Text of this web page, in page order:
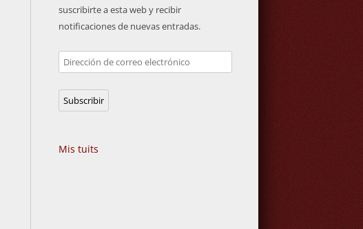
suscribirte a esta web y recibir
notificaciones de nuevas entradas.
Dirección
de
correo
electrónico
Subscribir
Mis tuits